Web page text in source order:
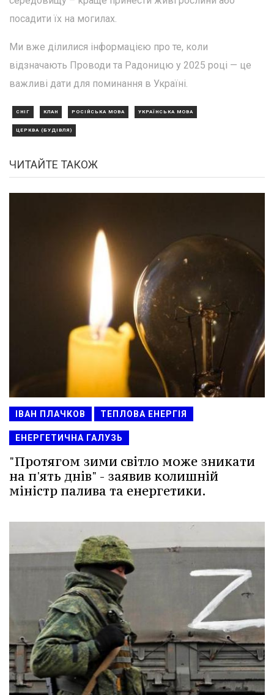
посадити їх на могилах.
Ми вже ділилися інформацією про те, коли
відзначають Проводи та Радоницю у 2025 році — це
важливі дати для поминання в Україні.
СНІГ КЛАН РОСІЙСЬКА МОВА УКРАЇНСЬКА МОВА
ЦЕРКВА (БУДІВЛЯ)
ЧИТАЙТЕ ТАКОЖ
ІВАН ПЛАЧКОВ ТЕПЛОВА ЕНЕРГІЯ
ЕНЕРГЕТИЧНА ГАЛУЗЬ
"Протягом зими світло може зникати
на п'ять днів" - заявив колишній
міністр палива та енергетики.